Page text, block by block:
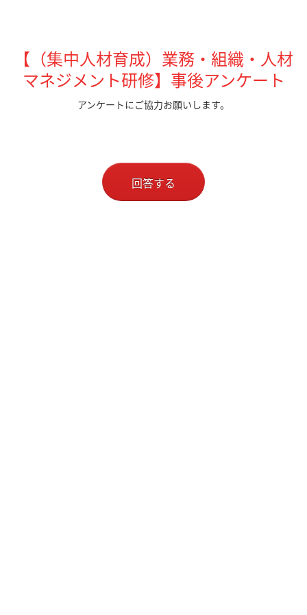
【（集中人材育成）業務・組織・人材
マネジメント研修】 事後アンケート
アンケートにご協力お願いします。
回答する